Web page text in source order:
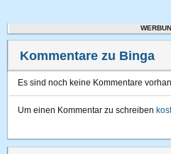
Kommentare zu Binga
Es sind noch keine Kommentare
Um einen Kommentar zu schreiben